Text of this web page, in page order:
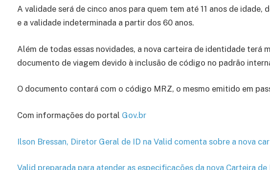
A validade será de cinco anos para quem tem até 11 anos de idade,
e a validade indeterminada a partir dos 60 anos.
Além de todas essas novidades, a nova carteira de identidade terá
documento de viagem devido à inclusão de código no padrão
O documento contará com o código MRZ, o mesmo emitido em
Com informações do portal Gov.br
Ilson Bressan, Diretor Geral de ID na Valid comenta sobre a nova
Valid preparada para atender as especificações da nova Carteira